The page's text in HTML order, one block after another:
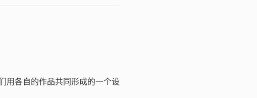
用各自的作品共同形成的一个设